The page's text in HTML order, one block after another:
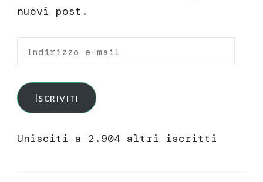
nuovi post.
Indirizzo
mail
Iscriviti
Unisciti a 2.904 altri iscritti